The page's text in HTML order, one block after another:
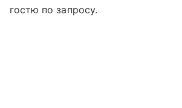
гостю по запросу.